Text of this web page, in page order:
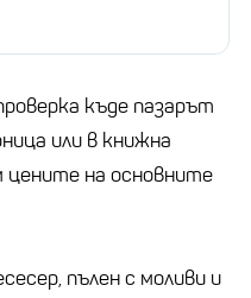
къде пазарът
или в книжна
цените на основните
пълен с моливи и